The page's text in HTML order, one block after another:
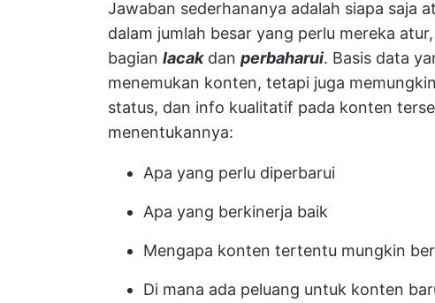
Jawaban sederhananya adalah siapa saja
dalam jumlah besar yang perlu mereka
bagian lacakdan perbaharui. Basis data
menemukan konten, tetapi juga
status, dan info kualitatif pada konten
menentukannya:
Apa yang perlu diperbarui
Apa yang berkinerja baik
Mengapa konten tertentu mungkin
Di mana ada peluang untuk konten